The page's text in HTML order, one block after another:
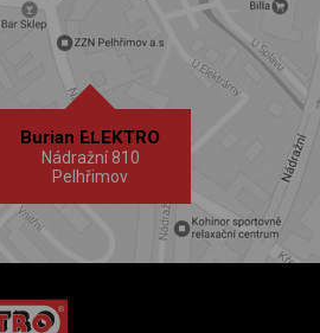
Burian ELEKTRO
Nádražní 810
Pelhřimov